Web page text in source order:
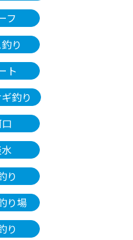
フ
り
ト
釣り
り
り場
り